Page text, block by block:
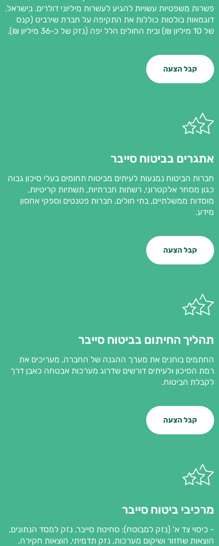
פשרות משפטיות עשויות להגיע לעשרות מיליוני דולרים. בישראל,
דוגמאות בולטות כוללות את התקיפה על חברת שירביט (קנס
של 10 מיליון ₪) ובית החולים הלל יפה (נזק של כ-36 מיליון ₪).
קבל הצעה
אתגרים בביטוח סייבר
חברות הביטוח נמנעות לעיתים מביטוח תחומים בעלי סיכון גבוה
כגון מסחר אלקטרוני, רשתות חברתיות, תשתיות קריטיות,
מוסדות ממשלתיים, בתי חולים, חברות פטנטים וספקי אחסון
מידע.
קבל הצעה
תהליך החיתום בביטוח סייבר
החתמים בוחנים את מערך ההגנה של החברה, מעריכים את
רמת הסיכון ולעיתים דורשים שדרוג מערכות אבטחה כאבן דרך
לקבלת הביטוח.
קבל הצעה
מרכיבי ביטוח סייבר
- כיסוי צד א' (נזק למבוטח): סחיטת סייבר, נזק למסד הנתונים,
הוצאות שחזור ושיקום מערכות, נזק תדמיתי, הוצאות חקירה,